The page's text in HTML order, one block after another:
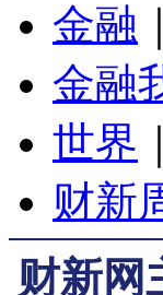
金融
金融
世界
财新
财新网